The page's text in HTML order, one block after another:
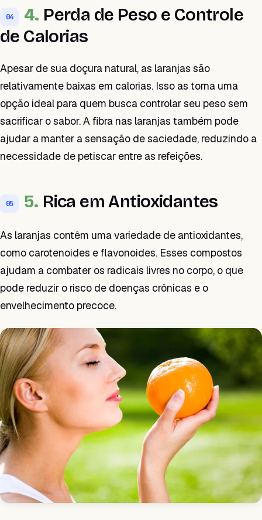
04 4. Perda de Peso e Controle
de Calorias
Apesar de sua doçura natural, as laranjas são
relativamente baixas em calorias. Isso as torna uma
opção ideal para quem busca controlar seu peso sem
sacrificar o sabor. A fibra nas laranjas também pode
ajudar a manter a sensação de saciedade, reduzindo a
necessidade de petiscar entre as refeições.
05 5. Rica em Antioxidantes
As laranjas contêm uma variedade de antioxidantes,
como carotenoides e flavonoides. Esses compostos
ajudam a combater os radicais livres no corpo, o que
pode reduzir o risco de doenças crônicas e o
envelhecimento precoce.